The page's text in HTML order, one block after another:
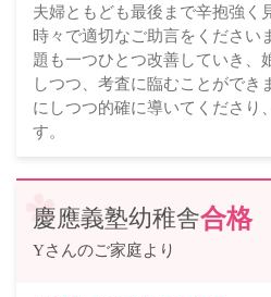
夫婦ともども最後まで辛抱強く
時々で適切なご助言をください
題も一つひとつ改善していき、
しつつ、考査に臨むことができ
にしつつ的確に導いてくださり
す。
慶應義塾幼稚舎合格
Yさんのご家庭より